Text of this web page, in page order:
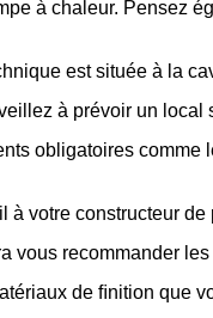
à chaleur. Pensez
est située à la
à prévoir un
obligatoires comme
à votre constructeur
vous recommander
de ﬁnition que